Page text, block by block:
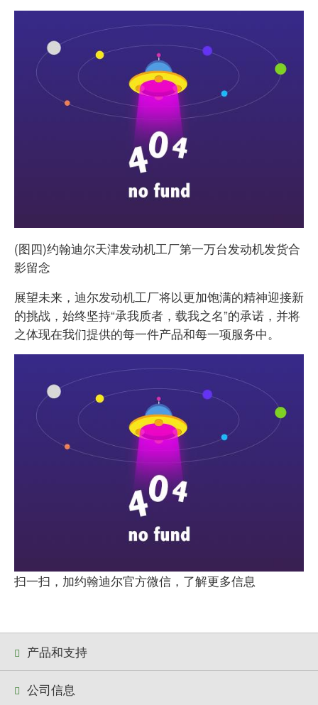
(图四)约翰迪尔天津发动机工厂第一万台发动机发货合
影留念
展望未来，迪尔发动机工厂将以更加饱满的精神迎接新
的挑战，始终坚持“承我质者，载我之名”的承诺，并将
之体现在我们提供的每一件产品和每一项服务中。
扫一扫，加约翰迪尔官方微信，了解更多信息
产品和支持
公司信息